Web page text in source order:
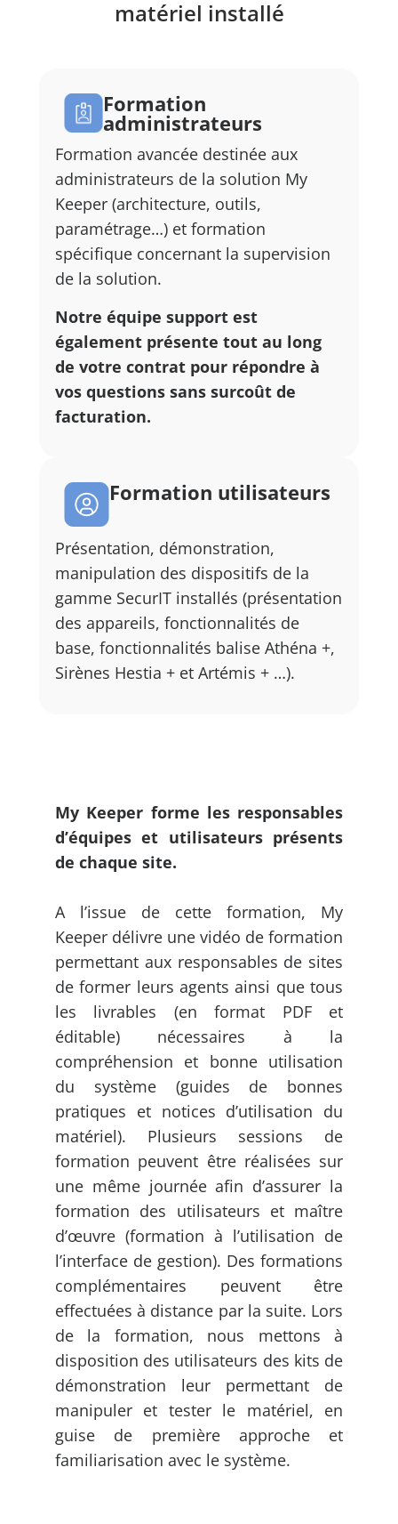
matériel installé
Formation
administrateurs
Formation avancée destinée aux
administrateurs de la solution My
Keeper (architecture, outils,
paramétrage…) et formation
spécifique concernant la supervision
de la solution.
Notre équipe support est
également présente tout au long
de votre contrat pour répondre à
vos questions sans surcoût de
facturation.
Formation utilisateurs
Présentation, démonstration,
manipulation des dispositifs de la
gamme SecurIT installés (présentation
des appareils, fonctionnalités de
base, fonctionnalités balise Athéna +,
Sirènes Hestia + et Artémis + …).
My Keeper forme les responsables
d’équipes et utilisateurs présents
de chaque site.
A l’issue de cette formation, My
Keeper délivre une vidéo de formation
permettant aux responsables de sites
de former leurs agents ainsi que tous
les livrables (en format PDF et
éditable) nécessaires à la
compréhension et bonne utilisation
du système (guides de bonnes
pratiques et notices d’utilisation du
matériel). Plusieurs sessions de
formation peuvent être réalisées sur
une même journée afin d’assurer la
formation des utilisateurs et maître
d’œuvre (formation à l’utilisation de
l’interface de gestion). Des formations
complémentaires peuvent être
effectuées à distance par la suite. Lors
de la formation, nous mettons à
disposition des utilisateurs des kits de
démonstration leur permettant de
manipuler et tester le matériel, en
guise de première approche et
familiarisation avec le système.